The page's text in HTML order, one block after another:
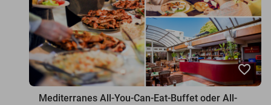
favorite_border
Mediterranes All-You-Can-Eat-Buffet oder All-